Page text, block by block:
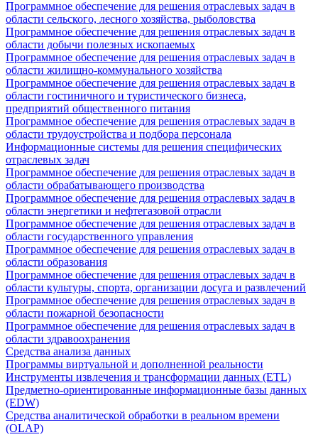
Программное обеспечение для решения отраслевых задач в
области сельского, лесного хозяйства, рыболовства
Программное обеспечение для решения отраслевых задач в
области добычи полезных ископаемых
Программное обеспечение для решения отраслевых задач в
области жилищно-коммунального хозяйства
Программное обеспечение для решения отраслевых задач в
области гостиничного и туристического бизнеса,
предприятий общественного питания
Программное обеспечение для решения отраслевых задач в
области трудоустройства и подбора персонала
Информационные системы для решения специфических
отраслевых задач
Программное обеспечение для решения отраслевых задач в
области обрабатывающего производства
Программное обеспечение для решения отраслевых задач в
области энергетики и нефтегазовой отрасли
Программное обеспечение для решения отраслевых задач в
области государственного управления
Программное обеспечение для решения отраслевых задач в
области образования
Программное обеспечение для решения отраслевых задач в
области культуры, спорта, организации досуга и развлечений
Программное обеспечение для решения отраслевых задач в
области пожарной безопасности
Программное обеспечение для решения отраслевых задач в
области здравоохранения
Средства анализа данных
Программы виртуальной и дополненной реальности
Инструменты извлечения и трансформации данных (ETL)
Предметно-ориентированные информационные базы данных
(EDW)
Средства аналитической обработки в реальном времени
(OLAP)